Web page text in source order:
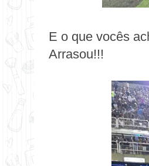
E o que vocês
Arrasou!!!